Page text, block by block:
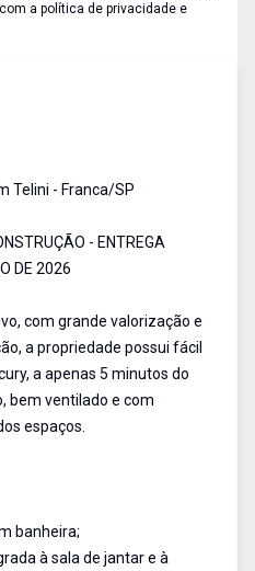
a política de privacidade e
Telini - Franca/SP
- ENTREGA
DE 2026
com grande valorização e
a propriedade possui fácil
a apenas 5 minutos do
bem ventilado e com
espaços.
banheira;
à sala de jantar e à